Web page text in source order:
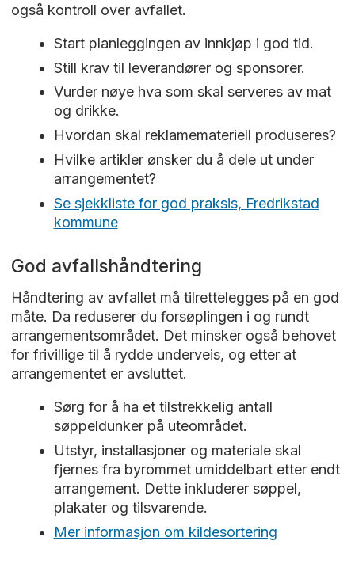
også kontroll over avfallet.
Start planleggingen av innkjøp i god tid.
Still krav til leverandører og sponsorer.
Vurder nøye hva som skal serveres av mat
og drikke.
Hvordan skal reklamemateriell produseres?
Hvilke artikler ønsker du å dele ut under
arrangementet?
Se sjekkliste for god praksis, Fredrikstad
kommune
God avfallshåndtering
Håndtering av avfallet må tilrettelegges på en god
måte. Da reduserer du forsøplingen i og rundt
arrangementsområdet. Det minsker også behovet
for frivillige til å rydde underveis, og etter at
arrangementet er avsluttet.
Sørg for å ha et tilstrekkelig antall
søppeldunker på uteområdet.
Utstyr, installasjoner og materiale skal
fjernes fra byrommet umiddelbart etter endt
arrangement. Dette inkluderer søppel,
plakater og tilsvarende.
Mer informasjon om kildesortering